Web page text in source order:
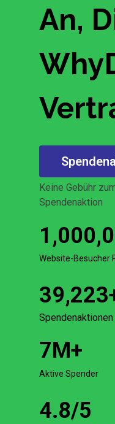
An,
Keine Gebühr
Spendenaktion
Website-Besucher
39,223
7M+
Aktive Spender
4.8/5